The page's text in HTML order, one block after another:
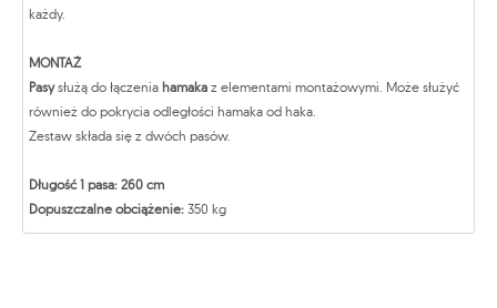
każdy.
MONTAŻ
Pasysłużą do łączenia hamaka z elementami montażowymi. Może służyć
również do pokrycia odległości hamaka od haka.
Zestaw składa się z dwóch pasów.
Długość 1 pasa: 260 cm
Dopuszczalne obciążenie: 350 kg